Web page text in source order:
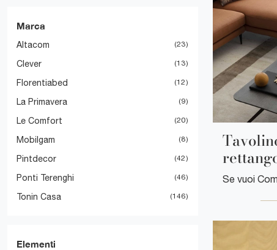
Marca
Altacom 23
Clever 13
Florentiabed 12
La Primavera 9
Le Comfort 20
Mobilgam 8
Pintdecor 42
Ponti Terenghi 46
Tonin Casa 146
Elementi